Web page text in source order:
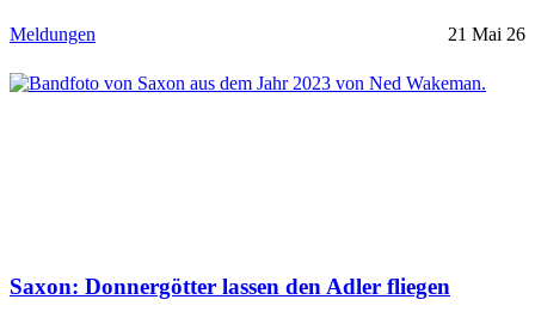
Meldungen 21 Mai 26
Saxon: Donnergötter lassen den Adler fliegen